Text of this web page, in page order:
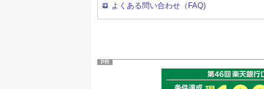
よくある問い合わせ（FAQ)
PR